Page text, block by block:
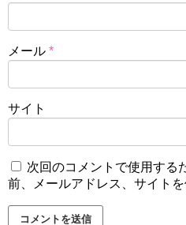
メール *
サイト
次回のコメントで使用する
前、メールアドレス、サイトを